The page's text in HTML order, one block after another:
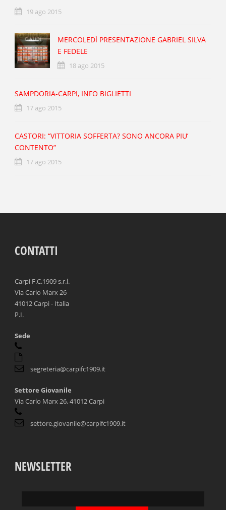
19 ago 2015
MERCOLEDÌ PRESENTAZIONE GABRIEL SILVA
E FEDELE
18 ago 2015
SAMPDORIA-CARPI, INFO BIGLIETTI
17 ago 2015
CASTORI: “VITTORIA SOFFERTA? SONO ANCORA PIU’
CONTENTO”
17 ago 2015
CONTATTI
Carpi F.C.1909 s.r.l.
Via Carlo Marx 26
41012 Carpi - Italia
P.I.
Sede
segreteria@carpifc1909.it
Settore Giovanile
Via Carlo Marx 26, 41012 Carpi
settore.giovanile@carpifc1909.it
NEWSLETTER